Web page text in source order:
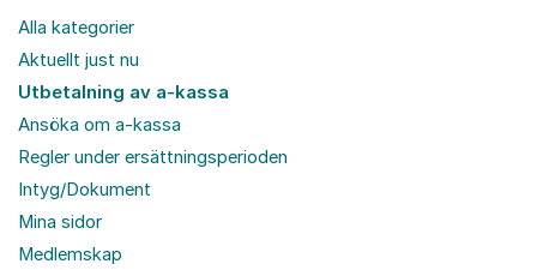
Alla kategorier
Aktuellt just nu
Utbetalning av a-kassa
Ansöka om a-kassa
Regler under ersättningsperioden
Intyg/Dokument
Mina sidor
Medlemskap